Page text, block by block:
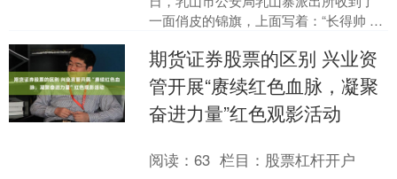
一面俏皮的锦旗，上面写着：“长得帅 破
先生上山务农....
期货证券股票的区别 兴业资
管开展“赓续红色血脉，凝聚
奋进力量”红色观影活动
阅读：63 栏目： 股票杠杆开户